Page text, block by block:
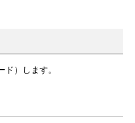
）します。